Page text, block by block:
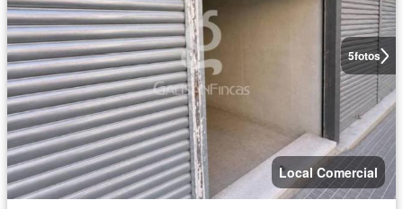
5fotos
Local Comercial